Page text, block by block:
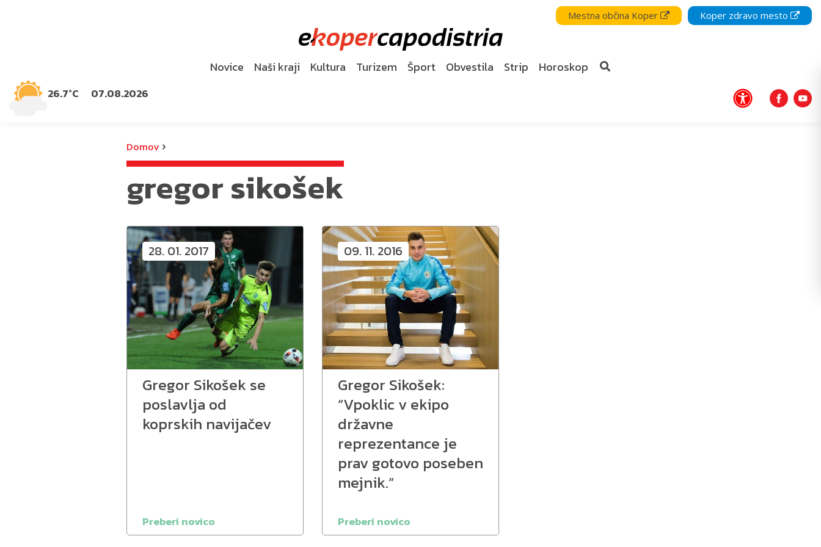
Mestna občina Koper Koper zdravo mesto
26.7°C 07.08.2026
Novice Naši kraji Kultura Turizem Šport Obvestila Strip Horoskop
Domov ›
gregor sikošek
28. 01. 2017
Gregor Sikošek se
poslavlja od
koprskih navijačev
Preberi novico
09. 11. 2016
Gregor Sikošek:
“Vpoklic v ekipo
državne
reprezentance je
prav gotovo poseben
mejnik.”
Preberi novico